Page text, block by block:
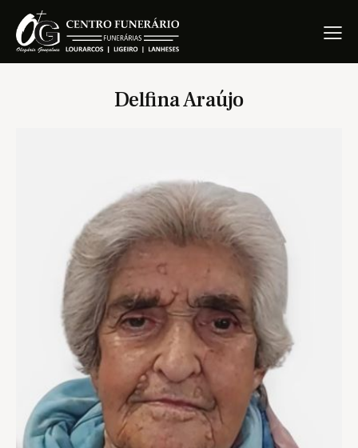
Delfina Araújo